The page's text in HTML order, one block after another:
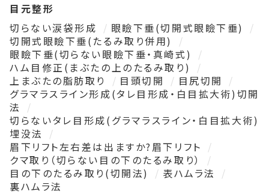
目元整形
切らない涙袋形成
眼瞼下垂(切開式眼瞼下垂)
切開式眼瞼下垂(たるみ取り併用)
眼瞼下垂(切らない眼瞼下垂・真崎式)
ハム目修正(まぶたの上のたるみ取り)
上まぶたの脂肪取り
目頭切開
目尻切開
グラマラスライン形成(タレ目形成・白目拡大術)切開
法
切らないタレ目形成(グラマラスライン・白目拡大術)
埋没法
眉下リフト左右差は出ますか?眉下リフト
クマ取り（切らない目の下のたるみ取り）
目の下のたるみ取り(切開法)
表ハムラ法
裏ハムラ法